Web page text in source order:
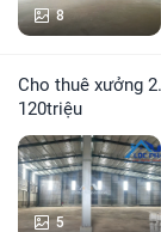
8
Cho thuê xưởng 2.009m2 P Phước Tân, Tp Biên Hoà, ĐN giá
120triệu
5